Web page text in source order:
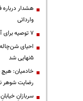
هشدار
وارداتی
۷ توصیه برای آغاز نویسندگی
احیای
۵نهایی شد
خادمیان: هیچ
رضایت شوهر
سربازانِ